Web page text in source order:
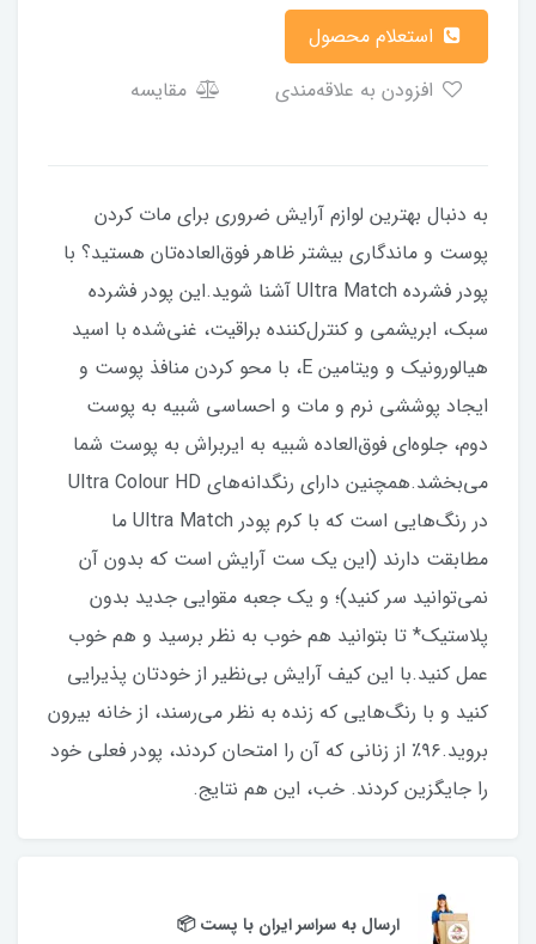
مقایسه
به دنبال بهترین لوازم آرایش ضروری برای مات کردن
پوست و ماندگاری بیشتر ظاهر فوق‌العاده‌تان هستید؟ با
پودر فشرده Ultra Match آشنا شوید.این پودر فشرده
سبک، ابریشمی و کنترل‌کننده براقیت، غنی‌شده با اسید
هیالورونیک و ویتامین E، با محو کردن منافذ پوست و
ایجاد پوششی نرم و مات و احساسی شبیه به پوست
دوم، جلوه‌ای فوق‌العاده شبیه به ایربراش به پوست شما
می‌بخشد.همچنین دارای رنگدانه‌های Ultra Colour HD
در رنگ‌هایی است که با کرم پودر Ultra Match ما
مطابقت دارند (این یک ست آرایش است که بدون آن
نمی‌توانید سر کنید)؛ و یک جعبه مقوایی جدید بدون
پلاستیک* تا بتوانید هم خوب به نظر برسید و هم خوب
عمل کنید.با این کیف آرایش بی‌نظیر از خودتان پذیرایی
کنید و با رنگ‌هایی که زنده به نظر می‌رسند، از خانه بیرون
بروید.۹۶٪ از زنانی که آن را امتحان کردند، پودر فعلی خود
را جایگزین کردند. خب، این هم نتایج.
ارسال به سراسر ایران با پست 📦